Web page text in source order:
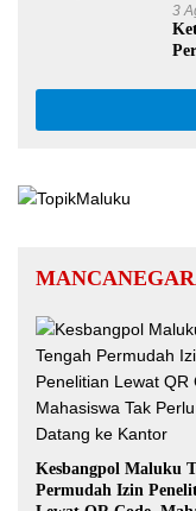
3
Kesbangpol Maluku
Permudah Izin